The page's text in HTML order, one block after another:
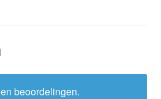
beoordelingen.